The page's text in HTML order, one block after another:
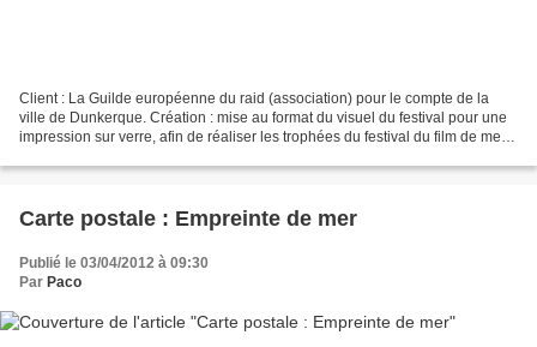
Client : La Guilde européenne du raid (association) pour le compte de la
ville de Dunkerque. Création : mise au format du visuel du festival pour une
impression sur verre, afin de réaliser les trophées du festival du film de mer
Carte postale : Empreinte de mer
Publié le 03/04/2012 à 09:30
Par Paco